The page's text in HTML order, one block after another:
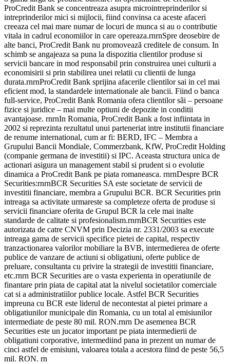
ProCredit Bank se concentreaza asupra microintreprinderilor si
intreprinderilor mici si mijlocii, fiind convinsa ca aceste afaceri
creeaza cel mai mare numar de locuri de munca si au o contributie
vitala in cadrul economiilor in care opereaza.rnrnSpre deosebire de
alte banci, ProCredit Bank nu promoveazã creditele de consum. In
schimb se angajeaza sa puna la dispozitia clientilor produse si
servicii bancare in mod responsabil prin construirea unei culturii a
economisirii si prin stabilirea unei relatii cu clientii de lunga
durata.rnrnProCredit Bank sprijina afacerile clientilor sai in cel mai
eficient mod, la standardele internationale ale bancii. Fiind o banca
full-service, ProCredit Bank Romania ofera clientilor sãi – persoane
fizice si juridice – mai multe optiuni de depozite in conditii
avantajoase. rnrnIn Romania, ProCredit Bank a fost infiintata in
2002 si reprezinta rezultatul unui parteneriat intre institutii financiare
de renume international, cum ar fi: BERD, IFC – Membra a
Grupului Bancii Mondiale, Commerzbank, KfW, ProCredit Holding
(companie germana de investitii) si IPC. Aceasta structura unica de
actionari asigura un management stabil si prudent si o evolutie
dinamica a ProCredit Bank pe piata romaneasca. rnrnDespre BCR
Securities:rnrnBCR Securities SA este societate de servicii de
investitii financiare, membra a Grupului BCR. BCR Securities prin
intreaga sa activitate urmareste sa completeze oferta de produse si
servicii financiare oferita de Grupul BCR la cele mai inalte
standarde de calitate si profesionalism.rnrnBCR Securities este
autorizata de catre CNVM prin Decizia nr. 2331/2003 sa execute
intreaga gama de servicii specifice pietei de capital, respectiv
tranzactionarea valorilor mobiliare la BVB, intermedierea de oferte
publice de vanzare de actiuni si obligatiuni, oferte publice de
preluare, consultanta cu privire la strategii de investitii financiare,
etc.rnrn BCR Securities are o vasta experienta in operatiunile de
finantare prin piata de capital atat la nivelul societatilor comerciale
cat si a administratiilor publice locale. Astfel BCR Securities
impreuna cu BCR este liderul de necontestat al pietei primare a
obligatiunilor municipale din Romania, cu un total al emisiunilor
intermediate de peste 80 mil. RON.rnrn De asemenea BCR
Securities este un jucator important pe piata intermedierii de
obligatiuni corporative, intermediind pana in prezent un numar de
cinci astfel de emisiuni, valoarea totala a acestora fiind de peste 56,5
mil. RON. rn